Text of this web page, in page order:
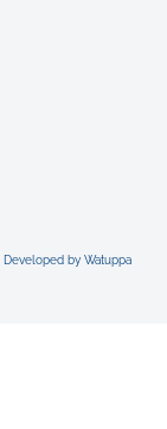
Developed by Watuppa